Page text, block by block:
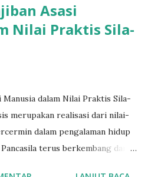
beberapa makanan
Oligosporus dan Rhizopus
fermentasi tempe dan oncom.
bahwa ciri-ciri
nonseptat b. Mempunyai stolon
gelap jika sudah tua c.
titik dimana terbentuk juga
besar dan berwarna hitam e...
Asasi
Nilai Praktis Sila-
Manusia dalam Nilai Praktis Sila-
merupakan realisasi dari nilai-
dalam pengalaman hidup
terus berkembang dan